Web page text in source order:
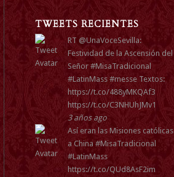
TWEETS RECIENTES
RT @UnaVoceSevilla:
Festividad de la Ascensión del
Señor #MisaTradicional
#LatinMass #messeTextos:
https://t.co/488yMKQAf3
https://t.co/C3NHUhJMv1
3 años ago
Así eran las Misiones católicas
a China #MisaTradicional
#LatinMass
https://t.co/QUd8AsF2im